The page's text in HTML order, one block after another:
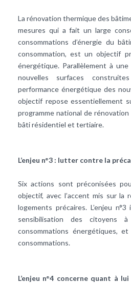
La rénovation thermique des
mesures qui a fait un large
consommations d’énergie du
consommation, est un objectif
énergétique. Parallèlement à
nouvelles surfaces
performance énergétique des
objectif repose essentiellement
programme national de
bâti résidentiel et tertiaire.
L’enjeu n°3 : lutter contre la
Six actions sont préconisées
objectif, avec l’accent mis sur la
logements précaires. L’enjeu
sensibilisation des citoyens
consommations énergétiques, et
consommations.
L’enjeu n°4 concerne quant à